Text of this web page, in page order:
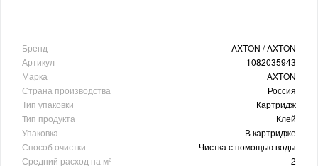
Бренд
AXTON / AXTON
Артикул
1082035943
Марка
AXTON
Страна производства
Россия
Тип упаковки
Картридж
Тип продукта
Клей
Упаковка
В картридже
Способ очистки
Чистка с помощью воды
Средний расход на м²
2